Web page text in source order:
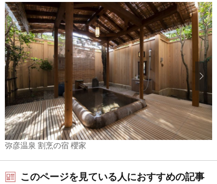
弥彦温泉 割烹の宿 櫻家
このページを見ている人におすすめの記事